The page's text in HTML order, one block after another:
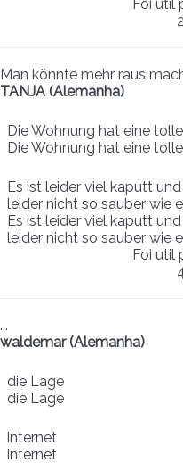
Foi util
Man könnte mehr raus
TANJA (Alemanha)
Die Wohnung hat eine
Die Wohnung hat eine
Es ist leider viel kaputt
leider nicht so sauber wie
Es ist leider viel kaputt
leider nicht so sauber wie
Foi util
...
waldemar (Alemanha)
die Lage
die Lage
internet
internet